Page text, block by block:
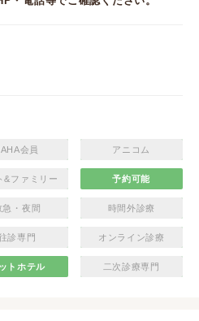
会員 アニコム
&ファミリー 予約可能
急・夜間 時間外診療
診専門 オンライン診療
トホテル 二次診療専門